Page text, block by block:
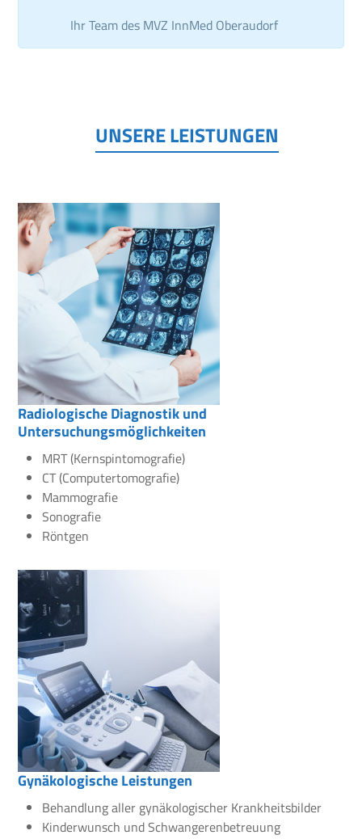
Ihr Team des MVZ InnMed Oberaudorf
UNSERE LEISTUNGEN
Radiologische Diagnostik und
Untersuchungsmöglichkeiten
MRT (Kernspintomografie)
CT (Computertomografie)
Mammografie
Sonografie
Röntgen
Gynäkologische Leistungen
Behandlung aller gynäkologischer Krankheitsbilder
Kinderwunsch und Schwangerenbetreuung